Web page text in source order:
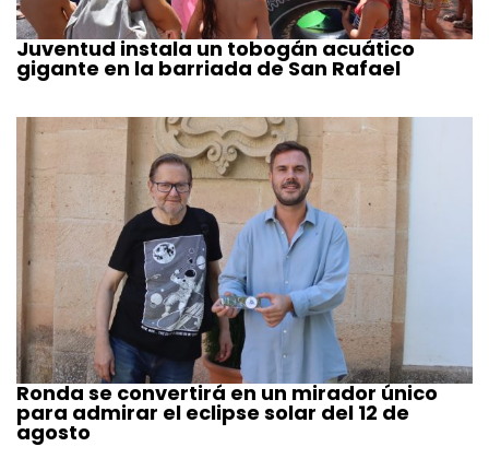
Juventud instala un tobogán acuático
gigante en la barriada de San Rafael
Ronda se convertirá en un mirador único
para admirar el eclipse solar del 12 de
agosto